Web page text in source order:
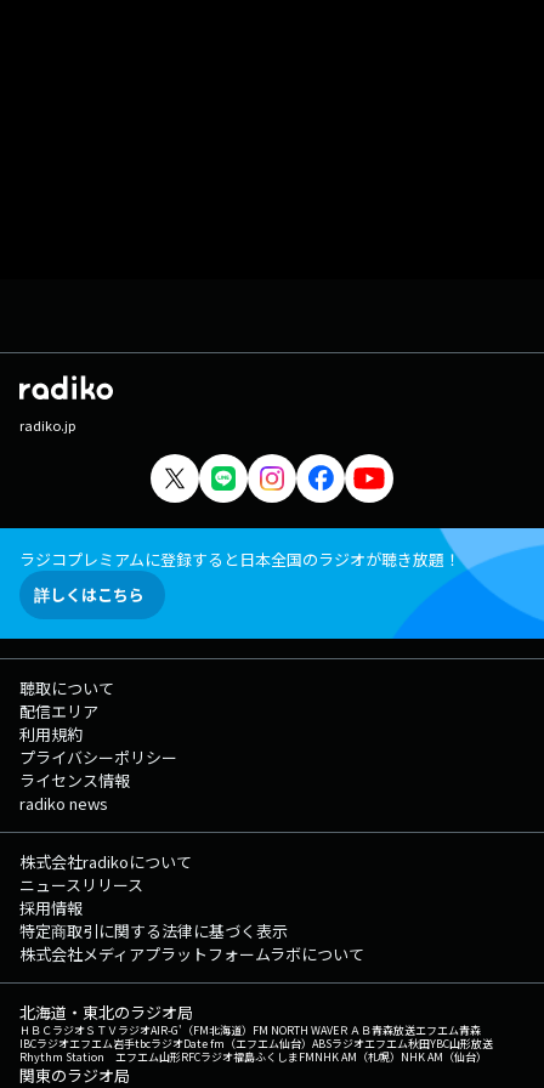
radiko.jp
ラジコプレミアムに登録すると日本全国のラジオが聴き放題！
詳しくはこちら
聴取について
配信エリア
利用規約
プライバシーポリシー
ライセンス情報
radiko news
株式会社radikoについて
ニュースリリース
採用情報
特定商取引に関する法律に基づく表示
株式会社メディアプラットフォームラボについて
北海道・東北のラジオ局
ＨＢＣラジオＳＴＶラジオAIR-G'（FM北海道） FM NORTH WAVEＲＡＢ青森放送エフエム青森
IBCラジオエフエム岩手tbcラジオDate fm（エフエム仙台） ABSラジオエフエム秋田YBC山形放送
Rhythm Station エフエム山形RFCラジオ福島ふくしまFMNHK AM（札幌） NHK AM（仙台）
関東のラジオ局